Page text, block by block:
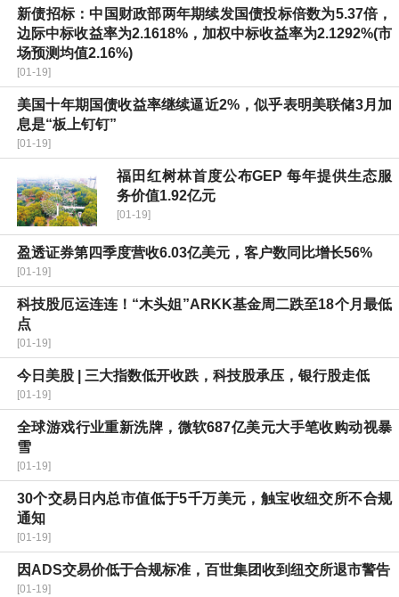
新债招标：中国财政部两年期续发国债投标倍数为5.37倍，
边际中标收益率为2.1618%，加权中标收益率为2.1292%(市
场预测均值2.16%)
[01-19]
美国十年期国债收益率继续逼近2%，似乎表明美联储3月加
息是“板上钉钉”
[01-19]
福田红树林首度公布GEP 每年提供生态服
务价值1.92亿元
[01-19]
盈透证券第四季度营收6.03亿美元，客户数同比增长56%
[01-19]
科技股厄运连连！“木头姐”ARKK基金周二跌至18个月最低
点
[01-19]
今日美股 | 三大指数低开收跌，科技股承压，银行股走低
[01-19]
全球游戏行业重新洗牌，微软687亿美元大手笔收购动视暴
雪
[01-19]
30个交易日内总市值低于5千万美元，触宝收纽交所不合规
通知
[01-19]
因ADS交易价低于合规标准，百世集团收到纽交所退市警告
[01-19]